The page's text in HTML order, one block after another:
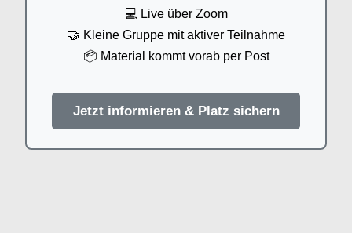
💻 Live über Zoom
🤝 Kleine Gruppe mit aktiver Teilnahme
📦 Material kommt vorab per Post
Jetzt informieren & Platz sichern